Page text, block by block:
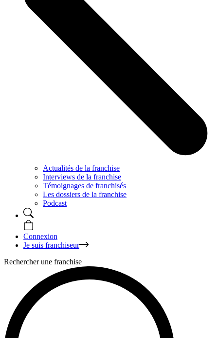
Actualités de la franchise
Interviews de la franchise
Témoignages de franchisés
Les dossiers de la franchise
Podcast
Connexion
Je suis franchiseur
Rechercher une franchise